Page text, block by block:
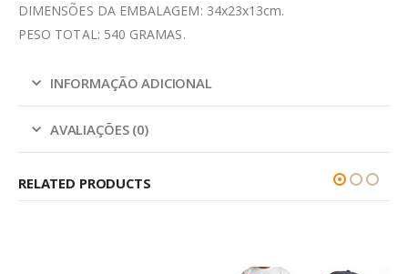
DIMENSÕES DA EMBALAGEM: 34x23x13cm.
PESO TOTAL: 540 GRAMAS.
INFORMAÇÃO ADICIONAL
AVALIAÇÕES (0)
RELATED PRODUCTS